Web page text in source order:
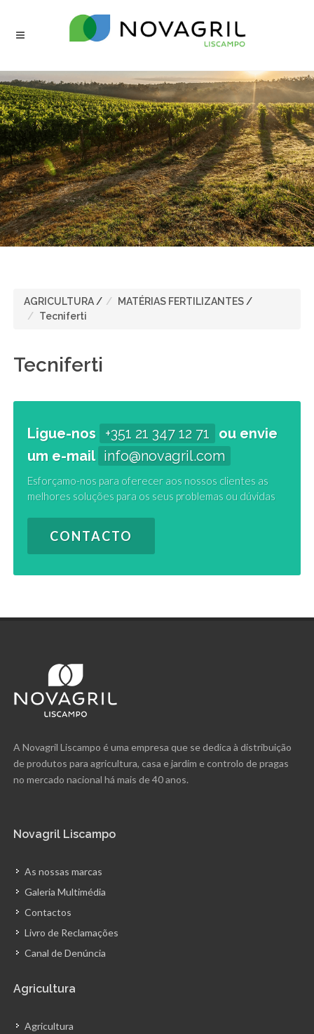
AGRICULTURA / MATÉRIAS FERTILIZANTES /
Tecniferti
Tecniferti
Ligue-nos +351 21 347 12 71
ou envie
um e-mail info@novagril.com
Esforçamo-nos para oferecer aos nossos clientes as
melhores soluções para os seus problemas ou dúvidas
CONTACTO
A Novagril Liscampo é uma empresa que se dedica à distribuição
de produtos para agricultura, casa e jardim e controlo de pragas
no mercado nacional há mais de 40 anos.
Novagril Liscampo
As nossas marcas
Galeria Multimédia
Contactos
Livro de Reclamações
Canal de Denúncia
Agricultura
Agricultura